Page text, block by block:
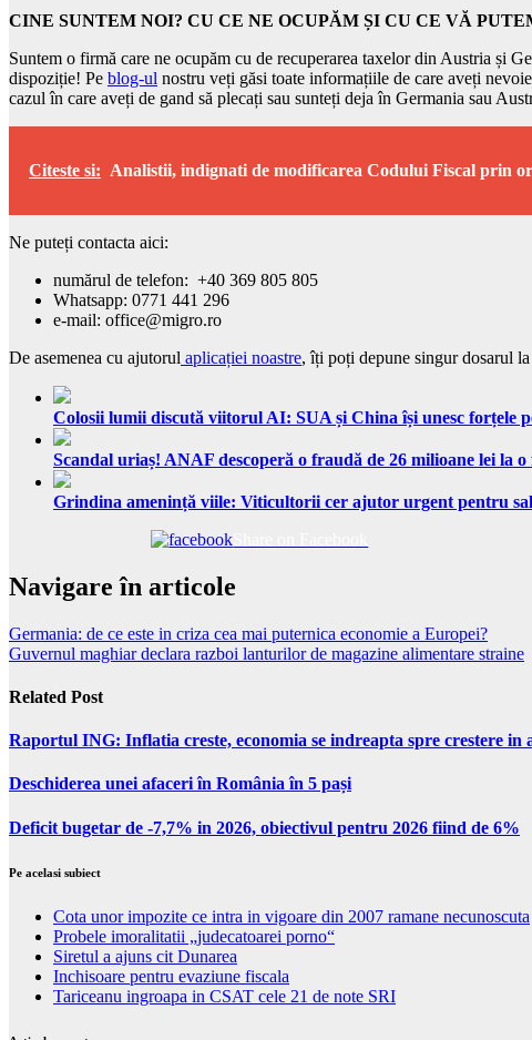
CINE SUNTEM NOI? CU CE NE OCUPĂM ȘI CU CE VĂ
Suntem o firmă care ne ocupăm cu de recuperarea taxelor din Austria și
dispoziție! Pe blog-ul nostru veți găsi toate informațiile de care aveți
cazul în care aveți de gand să plecați sau sunteți deja în Germania sau
Citeste si: Analistii, indignati de modificarea Codului Fiscal prin
Ne puteți contacta aici:
numărul de telefon: +40 369 805 805
Whatsapp: 0771 441 296
e-mail: office@migro.ro
De asemenea cu ajutorul aplicației noastre, îți poți depune singur dosarul
Colosii lumii discută viitorul AI: SUA și China își unesc forțele
Scandal uriaș! ANAF descoperă o fraudă de 26 milioane lei la
Grindina amenință viile: Viticultorii cer ajutor urgent pentru
Navigare în articole
Germania: de ce este in criza cea mai puternica economie a Europei?
Guvernul maghiar declara razboi lanturilor de magazine alimentare straine
Related Post
Raportul ING: Inflatia creste, economia se indreapta spre crestere in
Deschiderea unei afaceri în România în 5 pași
Deficit bugetar de -7,7% in 2026, obiectivul pentru 2026 fiind de 6%
Pe acelasi subiect
Cota unor impozite ce intra in vigoare din 2007 ramane necunoscuta
Probele imoralitatii „judecatoarei porno“
Siretul a ajuns cit Dunarea
Inchisoare pentru evaziune fiscala
Tariceanu ingroapa in CSAT cele 21 de note SRI